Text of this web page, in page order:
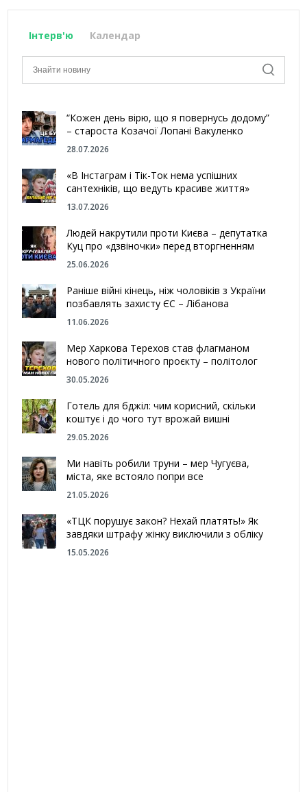
Інтерв'ю Календар
“Кожен день вірю, що я повернусь додому”
– староста Козачої Лопані Вакуленко
28.07.2026
«В Інстаграм і Тік-Ток нема успішних
сантехніків, що ведуть красиве життя»
13.07.2026
Людей накрутили проти Києва – депутатка
Куц про «дзвіночки» перед вторгненням
25.06.2026
Раніше війні кінець, ніж чоловіків з України
позбавлять захисту ЄС – Лібанова
11.06.2026
Мер Харкова Терехов став флагманом
нового політичного проєкту – політолог
30.05.2026
Готель для бджіл: чим корисний, скільки
коштує і до чого тут врожай вишні
29.05.2026
Ми навіть робили труни – мер Чугуєва,
міста, яке встояло попри все
21.05.2026
«ТЦК порушує закон? Нехай платять!» Як
завдяки штрафу жінку виключили з обліку
15.05.2026